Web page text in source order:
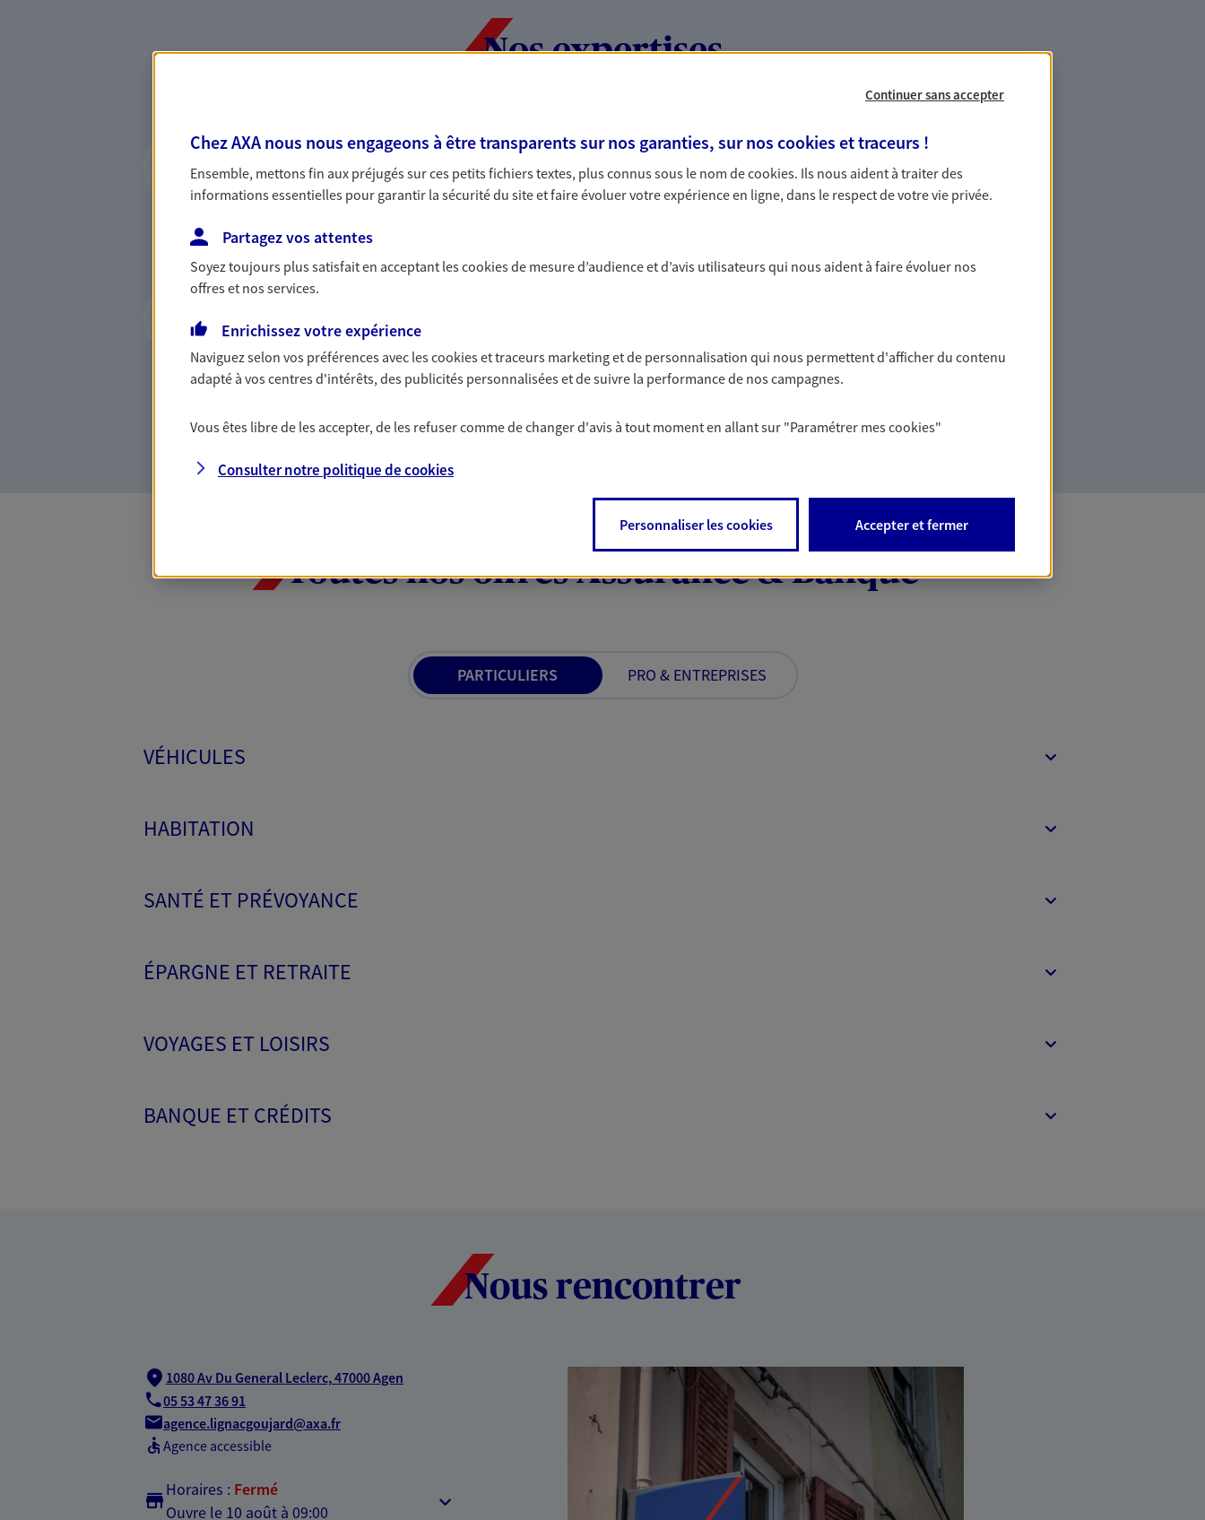
Nos expertises
Accompagner les professionnels et les
entreprises
Comme vous, nous sommes des indépendants. Nous
bâtissons ensemble des solutions cohérentes pour protéger
votre activité, vos collaborateurs... mais aussi vous-même et
votre famille.
Ouvrir un compte bancaire pour votre
quotidien et votre épargne
Encaisser votre salaire, constituer un pécule, envisager
Vous protéger et protéger vos proches
face aux aléas de la vie
Avec nos solutions de prévoyance, sécurisez vos ressources
et protégez vos proches en cas d'accident, d'invalidité,
Epargne responsable, solidaire, citoyenne… au-delà des
mots, nos engagements sont concrets. Nous proposons des
préoccupations environnementales et sociétales.
Toutes nos offres Assurance & Banque
PARTICULIERS PRO & ENTREPRISES
VÉHICULES
HABITATION
SANTÉ ET PRÉVOYANCE
ÉPARGNE ET RETRAITE
VOYAGES ET LOISIRS
BANQUE ET CRÉDITS
Nous rencontrer
1080 Av Du General Leclerc,47000 Agen
05 53 47 36 91
agence.lignacgoujard@axa.fr
Agence accessible
Horaires : Fermé
Ouvre le 10 août à 09:00
Continuer sans accepter
Chez AXA nous nous engageons à être transparents sur nos garanties, sur nos cookies et traceurs !
Ensemble, mettons fin aux préjugés sur ces petits fichiers textes, plus connus sous le nom decookies. Ils nous aident à traiter des
informations essentielles pour garantir la sécurité du site et faire évoluer votre expérience en ligne, dans le respect de votre vie privée.
Partagez vos attentes
Soyez toujours plus satisfait en acceptant lescookiesde mesure d’audience et d’avis utilisateurs qui nous aident à faire évoluer nos
offres et nos services.
Enrichissez votre expérience
Naviguez selon vos préférences avec lescookies et traceurs marketing et de personnalisation qui nous permettent d'afficher du contenu
adapté à vos centres d'intérêts, des publicités personnalisées et de suivre la performance de nos campagnes.
Vous êtes libre de les accepter, de les refuser comme de changer d'avis à tout moment en allant sur "Paramétrer mescookies"
Consulter notre politique decookies
Personnaliser les cookies Accepter et fermer